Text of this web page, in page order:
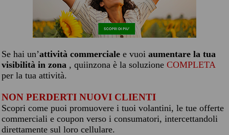
Se hai un’attività commerciale e vuoi aumentare la tua
visibilità in zona , quiinzona è la soluzione COMPLETA
per la tua attività.
NON PERDERTI NUOVI CLIENTI
Scopri come puoi promuovere i tuoi volantini, le tue offerte
commerciali e coupon verso i consumatori, intercettandoli
direttamente sul loro cellulare.